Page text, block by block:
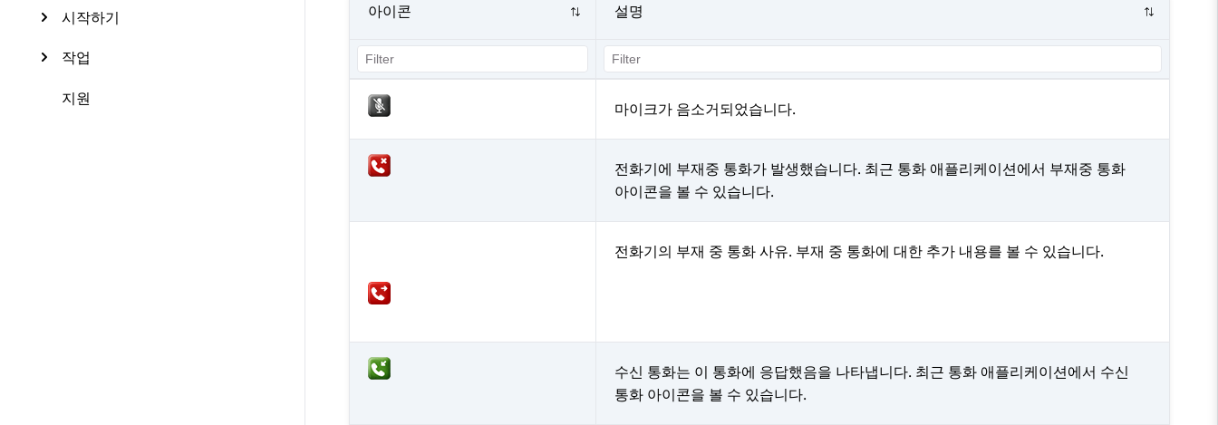
시작하기
작업
지원
아이콘 설명
마이크가 음소거되었습니다.
전화기에 부재중 통화가 발생했습니다. 최근 통화 애플리케이션에서 부재중 통화
아이콘을 볼 수 있습니다.
전화기의 부재 중 통화 사유. 부재 중 통화에 대한 추가 내용를 볼 수 있습니다.
수신 통화는 이 통화에 응답했음을 나타냅니다. 최근 통화 애플리케이션에서 수신
통화 아이콘을 볼 수 있습니다.